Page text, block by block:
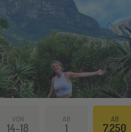
VON
14-18
AB
1
AB
7.250